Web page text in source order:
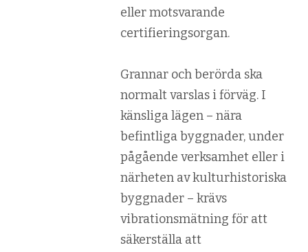
eller motsvarande
certifieringsorgan.
Grannar och berörda ska
normalt varslas i förväg. I
känsliga lägen – nära
befintliga byggnader, under
pågående verksamhet eller i
närheten av kulturhistoriska
byggnader – krävs
vibrationsmätning för att
säkerställa att